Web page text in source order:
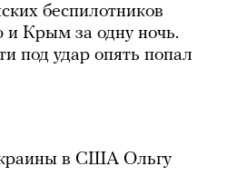
беспилотников
и Крым за одну ночь.
под удар опять попал
в США Ольгу